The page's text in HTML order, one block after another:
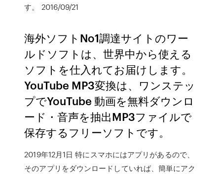
す。 2016/09/21
海外ソフトNo1調達サイトのワー
ルドソフトは、世界中から使える
ソフトを仕入れてお届けします。
YouTube MP3変換は、ワンステッ
プでYouTube 動画を無料ダウンロ
ード・音声を抽出MP3ファイルで
保存するフリーソフトです。
2019年12月1日 特にスマホにはアプリがあるので、
そのアプリをダウンロードしていれば、簡単にアク